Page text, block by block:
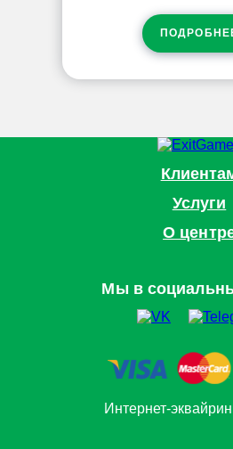
Услуги
О
Мы в
Интернет-